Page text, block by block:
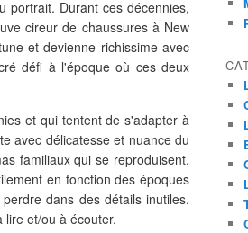
portrait. Durant ces décennies,
cireur de chaussures à New
et devienne richissime avec
défi à l'époque où ces deux
et qui tentent de s'adapter à
avec délicatesse et nuance du
familiaux qui se reproduisent.
en fonction des époques
dans des détails inutiles.
et/ou à écouter.